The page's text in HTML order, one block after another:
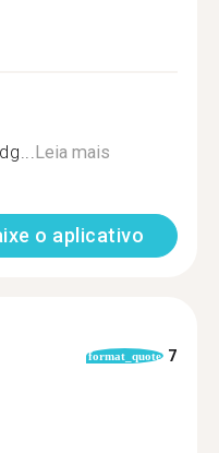
Leia mais
o aplicativo
format_quote 7